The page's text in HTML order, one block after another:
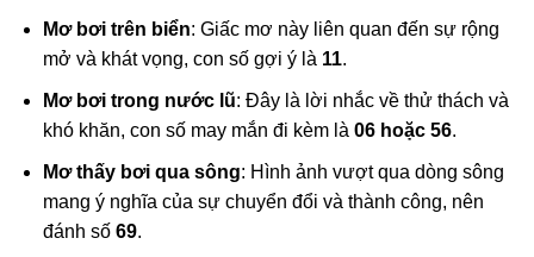
Mơ bơi trên biển: Giấc mơ này liên quan đến sự rộng
mở và khát vọng, con số gợi ý là 11.
Mơ bơi trong nước lũ: Đây là lời nhắc về thử thách và
khó khăn, con số may mắn đi kèm là 06 hoặc 56.
Mơ thấy bơi qua sông: Hình ảnh vượt qua dòng sông
mang ý nghĩa của sự chuyển đổi và thành công, nên
đánh số 69.